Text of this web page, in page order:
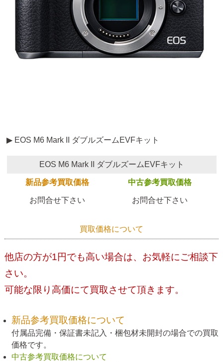
▶ EOS M6 Mark II ダブルズームEVFキット
EOS M6 Mark II ダブルズームEVFキット
新品参考買取価格 中古参考買取価格
お問合せ下さい お問合せ下さい
買取価格について
他店の方が1円でも高い場合は、お気軽にご相談下
さい。
可能な限り高価にて買取させて頂きます。
新品参考買取価格について
付属品完備・保証書未記入・梱包材未開封の場合での買取
価格です。
中古参考買取価格について